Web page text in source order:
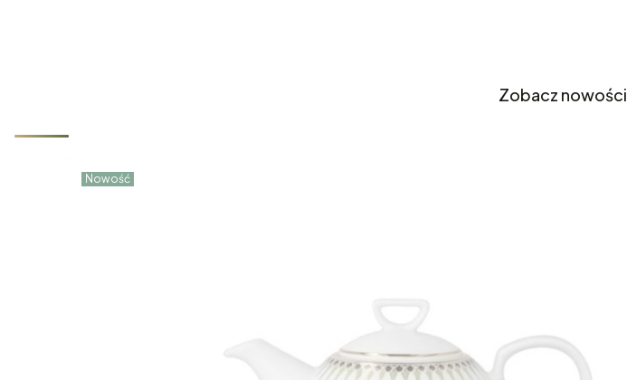
Zobacz nowości
Nowość